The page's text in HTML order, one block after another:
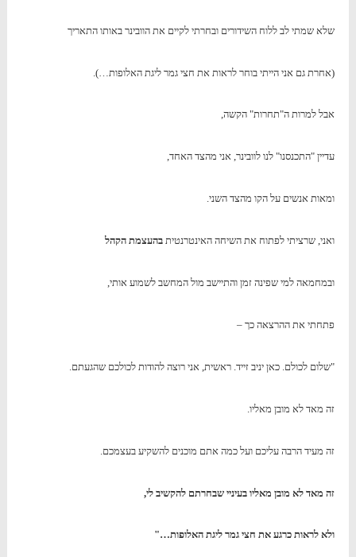
שלא שמתי לב ללוח השידורים ובחרתי לקיים את הוובינר באותו התאריך
(אחרת גם אני הייתי בוחר לראות את חצי גמר ליגת האלופות…).
אבל למרות ה"תחרות" הקשה,
עדיין "התכנסנו" לנו לוובינר, אני מהצד האחד,
ומאות אנשים על הקו מהצד השני.
ואני, שרציתי לפתוח את השיחה האינטרנטיתבהעצמת הקהל
ובמחמאה למי שפינה זמן והתיישב מול המחשב לשמוע אותי,
פתחתי את ההרצאה כך –
"שלום לכולם. כאן יניב זייד. ראשית, אני רוצה להודות לכולכם שהגעתם.
זה מאד לא מובן מאליו.
זה מעיד הרבה עליכם ועל כמה אתם מוכנים להשקיע בעצמכם.
זה מאד לא מובן מאליו בעיניי שבחרתם להקשיב לי,
ולא לראות כרגע את חצי גמר ליגת האלופות…"